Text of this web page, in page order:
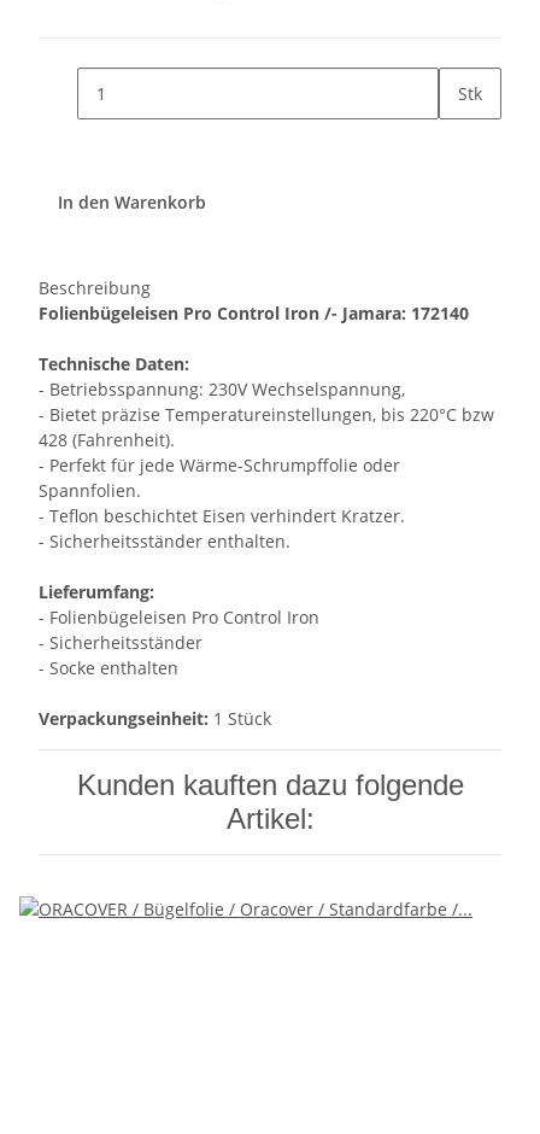
Stk
In den Warenkorb
Beschreibung
Folienbügeleisen Pro Control Iron /- Jamara: 172140
Technische Daten:
- Betriebsspannung: 230V Wechselspannung,
- Bietet präzise Temperatureinstellungen, bis 220°C bzw
428 (Fahrenheit).
- Perfekt für jede Wärme-Schrumpffolie oder
Spannfolien.
- Teflon beschichtet Eisen verhindert Kratzer.
- Sicherheitsständer enthalten.
Lieferumfang:
- Folienbügeleisen Pro Control Iron
- Sicherheitsständer
- Socke enthalten
Verpackungseinheit: 1 Stück
Kunden kauften dazu folgende
Artikel: